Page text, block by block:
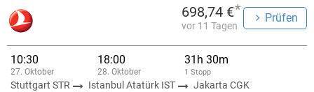
698,74 €*
vor 11 Tagen
Prüfen
10:30
27. Oktober
18:00
28. Oktober
31h 30m
1 Stopp
Stuttgart STR Istanbul Atatürk IST
Jakarta CGK